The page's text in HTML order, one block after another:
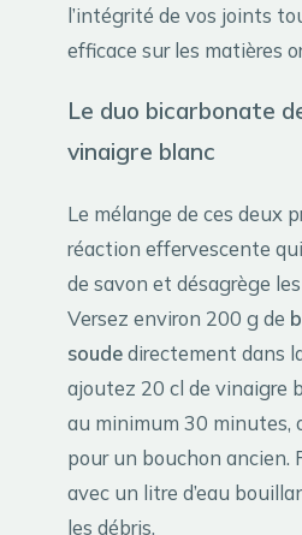
l’intégrité de vos joints
efficace sur les matières
Le duo bicarbonate
vinaigre blanc
Le mélange de ces deux
réaction effervescente
de savon et désagrège
Versez environ 200 g de
soudedirectement dans
ajoutez 20 cl de vinaigre
au minimum 30 minutes,
pour un bouchon ancien.
avec un litre d’eau
les débris.